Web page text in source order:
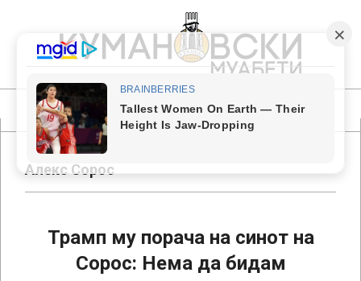
content
КУМАНОВСКИ
МУАБЕТИ
Primary
Navigation
MenuАлекс Сорос
Трамп му порача на синот на
Сорос: Нема да бидам